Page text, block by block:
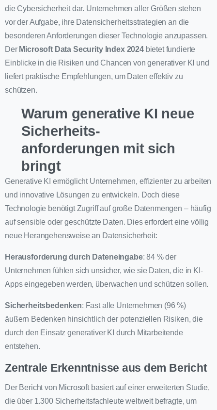
die Cybersicherheit dar. Unternehmen aller Größen stehen
vor der Aufgabe, ihre Datensicherheitsstrategien an die
besonderen Anforderungen dieser Technologie anzupassen.
Der Microsoft Data Security Index 2024bietet fundierte
Einblicke in die Risiken und Chancen von generativer KI und
liefert praktische Empfehlungen, um Daten effektiv zu
schützen.
Warum generative KI neue
Sicherheits-
anforderungen mit sich
bringt
Generative KI ermöglicht Unternehmen, effizienter zu arbeiten
und innovative Lösungen zu entwickeln. Doch diese
Technologie benötigt Zugriff auf große Datenmengen – häufig
auf sensible oder geschützte Daten. Dies erfordert eine völlig
neue Herangehensweise an Datensicherheit:
Herausforderung durch Dateneingabe: 84 % der
Unternehmen fühlen sich unsicher, wie sie Daten, die in KI-
Apps eingegeben werden, überwachen und schützen sollen.
Sicherheitsbedenken: Fast alle Unternehmen (96 %)
äußern Bedenken hinsichtlich der potenziellen Risiken, die
durch den Einsatz generativer KI durch Mitarbeitende
entstehen.
Zentrale Erkenntnisse aus dem Bericht
Der Bericht von Microsoft basiert auf einer erweiterten Studie,
die über 1.300 Sicherheitsfachleute weltweit befragte, um